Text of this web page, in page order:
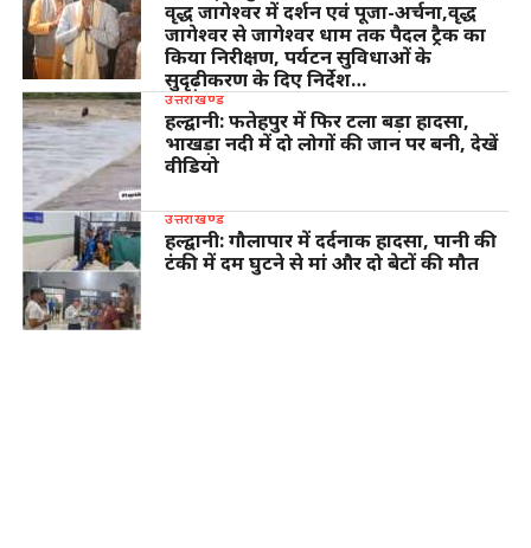
वृद्ध जागेश्वर में दर्शन एवं पूजा-अर्चना,वृद्ध
जागेश्वर से जागेश्वर धाम तक पैदल ट्रैक का
किया निरीक्षण, पर्यटन सुविधाओं के
सुदृढ़ीकरण के दिए निर्देश…
उत्तराखण्ड
हल्द्वानी: फतेहपुर में फिर टला बड़ा हादसा,
भाखड़ा नदी में दो लोगों की जान पर बनी, देखें
वीडियो
उत्तराखण्ड
हल्द्वानी: गौलापार में दर्दनाक हादसा, पानी की
टंकी में दम घुटने से मां और दो बेटों की मौत